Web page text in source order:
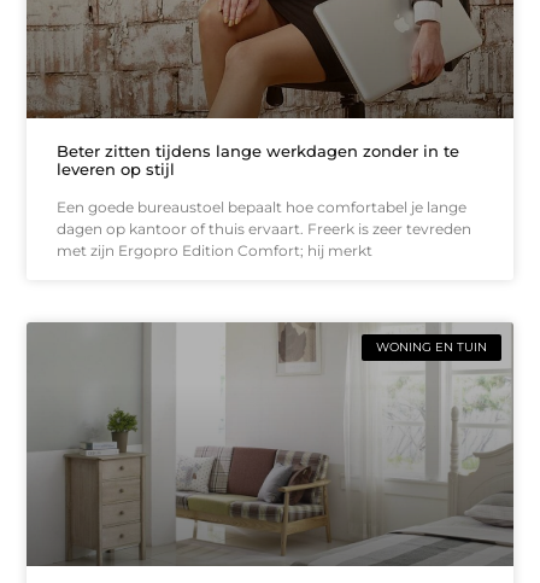
Beter zitten tijdens lange werkdagen zonder in te
leveren op stijl
Een goede bureaustoel bepaalt hoe comfortabel je lange
dagen op kantoor of thuis ervaart. Freerk is zeer tevreden
met zijn Ergopro Edition Comfort; hij merkt
WONING EN TUIN